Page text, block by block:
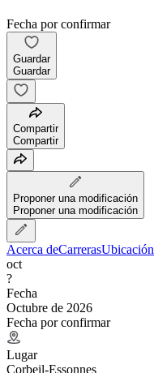
Fecha por confirmar
Guardar
Guardar
Compartir
Compartir
Proponer una modificación
Proponer una modificación
Acerca deCarrerasUbicación
oct
?
Fecha
Octubre de 2026
Fecha por confirmar
Lugar
Corbeil-Essonnes